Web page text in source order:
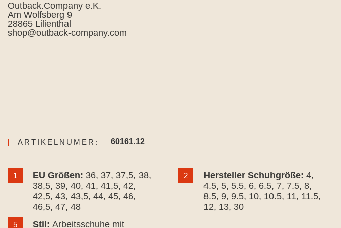
Outback.Company e.K.
Am Wolfsberg 9
28865 Lilienthal
shop@outback-company.com
ARTIKELNUMER: 60161.12
1 EU Größen: 36, 37, 37,5, 38,
38,5, 39, 40, 41, 41,5, 42,
42,5, 43, 43,5, 44, 45, 46,
46,5, 47, 48
2 Hersteller Schuhgröße: 4,
4.5, 5, 5.5, 6, 6.5, 7, 7.5, 8,
8.5, 9, 9.5, 10, 10.5, 11, 11.5,
12, 13, 30
5 Stil: Arbeitsschuhe mit